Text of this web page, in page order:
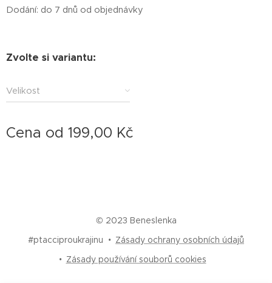
Dodání: do 7 dnů od objednávky
Zvolte si variantu:
Velikost
Cena od 199,00 Kč
© 2023 Beneslenka
#ptacciproukrajinu
Zásady ochrany osobních údajů
Zásady používání souborů cookies